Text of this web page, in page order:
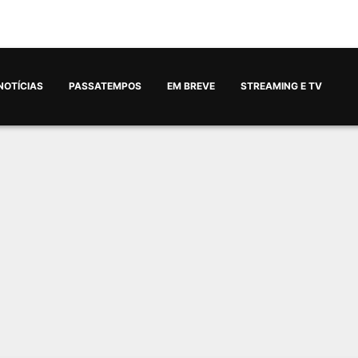
PASSATEMPOS EM BREVE STREAMING E TV